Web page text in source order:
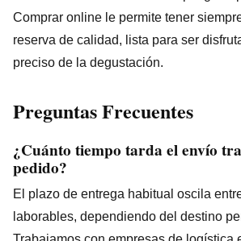
Comprar online le permite tener
reserva de calidad, lista para ser
preciso de la degustación.
Preguntas Frecuentes
¿Cuánto tiempo tarda el envío
pedido?
El plazo de entrega habitual oscila
laborables, dependiendo del destino